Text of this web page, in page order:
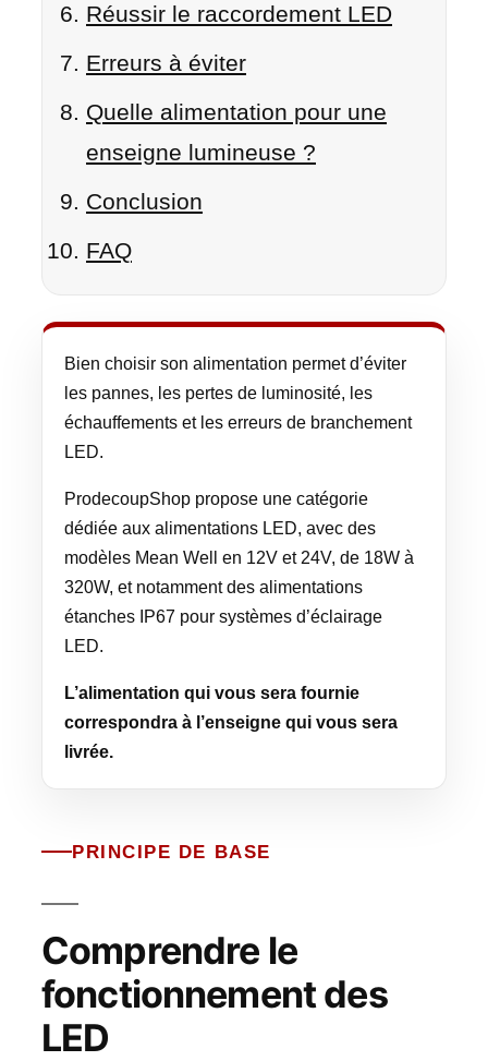
Réussir le raccordement LED
Erreurs à éviter
Quelle alimentation pour une
enseigne lumineuse ?
Conclusion
FAQ
Bien choisir son alimentation permet d’éviter
les pannes, les pertes de luminosité, les
échauffements et les erreurs de branchement
LED.
ProdecoupShop propose une catégorie
dédiée aux alimentations LED, avec des
modèles Mean Well en 12V et 24V, de 18W à
320W, et notamment des alimentations
étanches IP67 pour systèmes d’éclairage
LED.
L’alimentation qui vous sera fournie
correspondra à l’enseigne qui vous sera
livrée.
PRINCIPE DE BASE
Comprendre le
fonctionnement des
LED